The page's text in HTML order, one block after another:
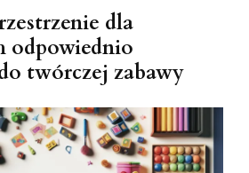
dla
odpowiednio
twórczej zabawy